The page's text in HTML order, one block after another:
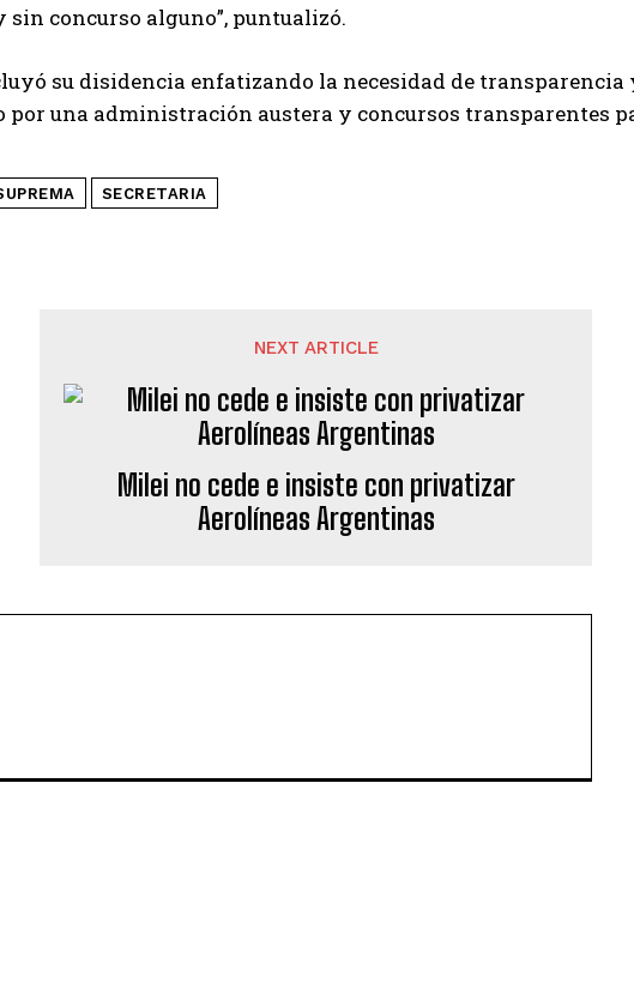
concurso alguno”, puntualizó.
su disidencia enfatizando la necesidad de transparencia
por una administración austera y concursos transparentes
SECRETARIA
NEXT ARTICLE
Milei no cede e insiste con privatizar
Aerolíneas Argentinas